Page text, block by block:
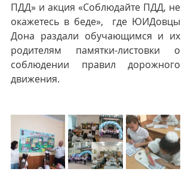
ПДД» и акция «Соблюдайте ПДД, не
окажетесь в беде»,  где ЮИДовцы
Дона раздали обучающимся и их
родителям памятки-листовки о
соблюдении правил дорожного
движения.